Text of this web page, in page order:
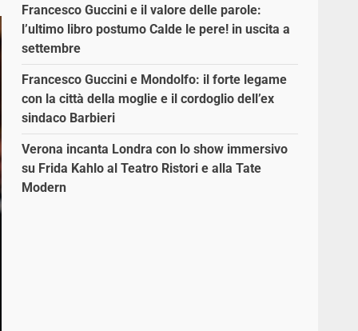
Francesco Guccini e il valore delle parole:
l’ultimo libro postumo Calde le pere! in uscita a
settembre
Francesco Guccini e Mondolfo: il forte legame
con la città della moglie e il cordoglio dell’ex
sindaco Barbieri
Verona incanta Londra con lo show immersivo
su Frida Kahlo al Teatro Ristori e alla Tate
Modern